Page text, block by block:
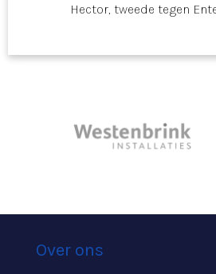
Hector, tweede tegen
Over ons